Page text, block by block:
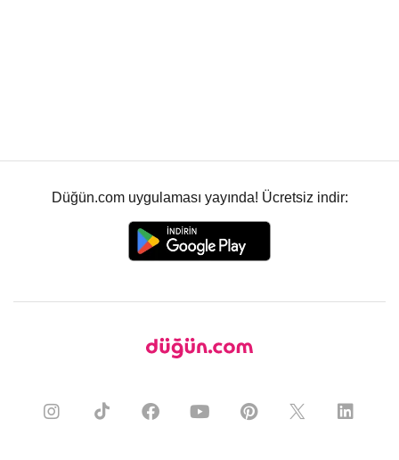
Düğün.com uygulaması yayında! Ücretsiz indir: